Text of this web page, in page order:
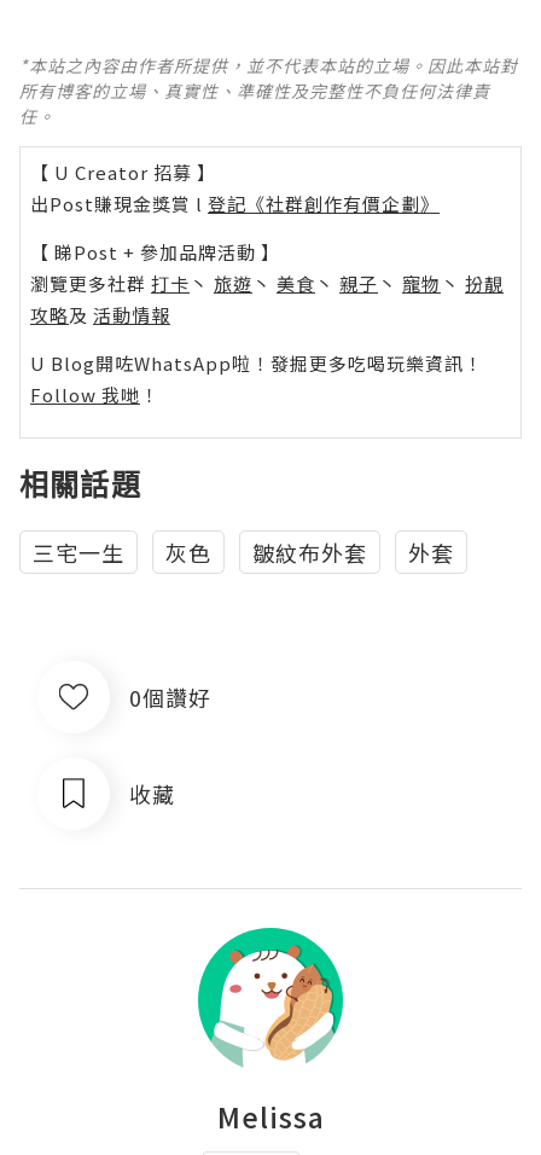
*本站之內容由作者所提供，並不代表本站的立場。因此本站對
所有博客的立場、真實性、準確性及完整性不負任何法律責
任。
【 U Creator 招募 】
出Post賺現金獎賞 l 登記《社群創作有價企劃》
【 睇Post + 參加品牌活動 】
瀏覽更多社群 打卡 丶 旅遊 丶 美食 丶 親子 丶 寵物 丶 扮靚
攻略及 活動情報
U Blog開咗WhatsApp啦！發掘更多吃喝玩樂資訊！
Follow 我哋 ！
相關話題
三宅一生 灰色 皺紋布外套 外套
0個讚好
收藏
Melissa